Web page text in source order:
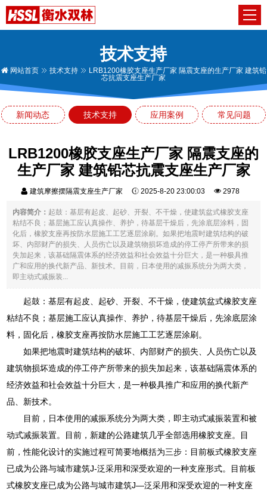
技术支持
网站首页 技术支持
LRB1200橡胶支座生产厂家 隔震支座的生产厂家 建筑铅
芯抗震支座生产厂家
新闻动态 技术支持 应用案例 常见问题
LRB1200橡胶支座生产厂家 隔震支座的
生产厂家 建筑铅芯抗震支座生产厂家
建筑摩擦摆隔震支座生产厂家 2025-8-20 23:00:03 2978
内容简介： 起鼓：基层有起皮、起砂、开裂、不干燥，使建筑盆式橡胶支座
粘结不良；基层施工应认真操作、养护，待基层干燥后，先涂底层涂料，固
化后，橡胶支座再按防水层施工工艺逐层涂刷。如果把地震时建筑结构的破
坏、内部财产的损失、人员伤亡以及建筑物损坏造成的停工停产所带来的损
失加起来，该基础隔震体系的经济效益和社会效益十分巨大，是一种极具推
广和应用的换代新产品、新技术。目前，日本使用的减振系统分为两大类，
即主动式减振装...
起鼓：基层有起皮、起砂、开裂、不干燥，使建筑盆式橡胶支座
粘结不良；基层施工应认真操作、养护，待基层干燥后，先涂底层涂
料，固化后，橡胶支座再按防水层施工工艺逐层涂刷。
如果把地震时建筑结构的破坏、内部财产的损失、人员伤亡以及
建筑物损坏造成的停工停产所带来的损失加起来，该基础隔震体系的
经济效益和社会效益十分巨大，是一种极具推广和应用的换代新产
品、新技术。
目前，日本使用的减振系统分为两大类，即主动式减振装置和被
动式减振装置。目前，新建的公路建筑几乎全部选用橡胶支座。目
前，性能化设计的实施过程可简要地概括为三步：目前板式橡胶支座
已成为公路与城市建筑J-泛采用和深受欢迎的一种支座形式。目前板
式橡胶支座已成为公路与城市建筑J—泛采用和深受欢迎的一种支座